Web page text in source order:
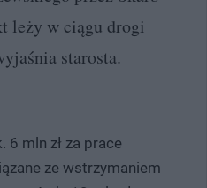
leży w ciągu drogi
starosta.
6 mln zł za prace
ze wstrzymaniem